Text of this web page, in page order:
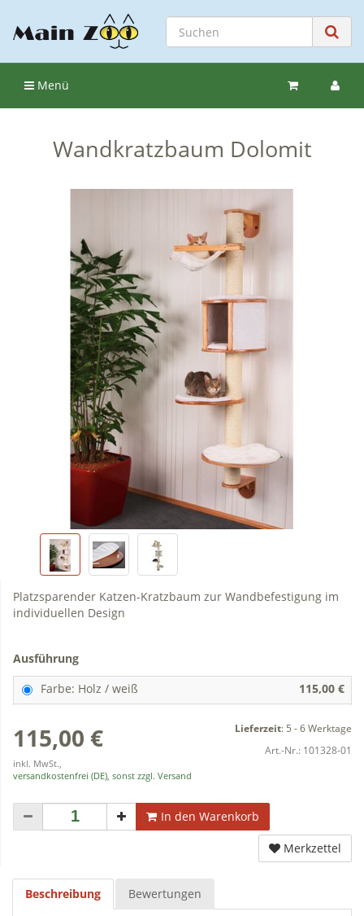
Menü
Wandkratzbaum Dolomit
Platzsparender Katzen-Kratzbaum zur Wandbefestigung im
individuellen Design
Ausführung
Farbe: Holz / weiß
115,00 €
115,00 €
inkl. MwSt.,
versandkostenfrei (DE), sonst zzgl. Versand
Lieferzeit: 5 - 6 Werktage
Art.-Nr.: 101328-01
In den Warenkorb
Merkzettel
Beschreibung Bewertungen